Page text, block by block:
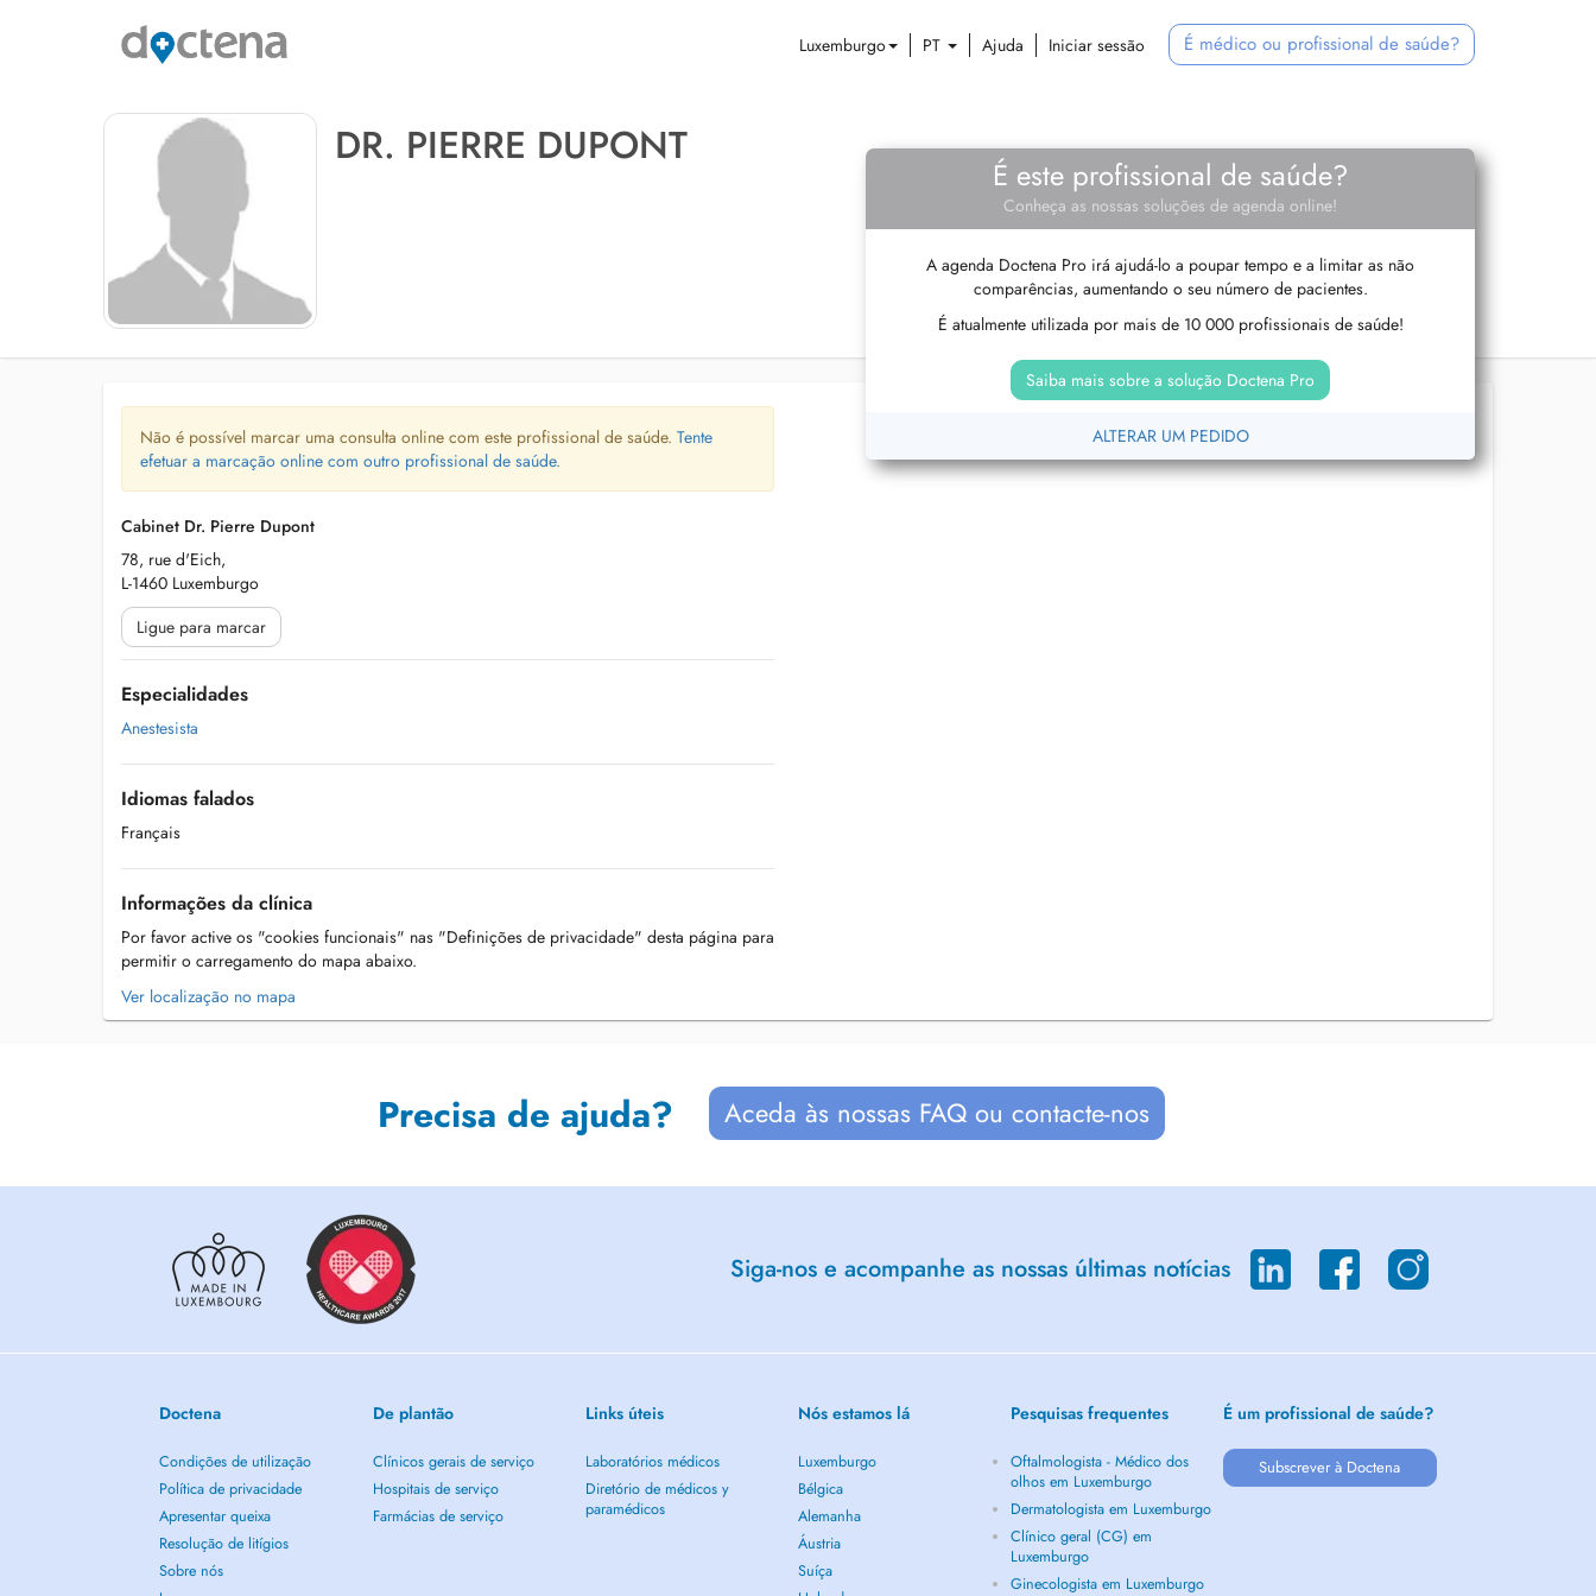
Luxemburgo PT Ajuda Iniciar sessão É médico ou profissional de saúde?
DR. PIERRE DUPONT
É este profissional de saúde?
Conheça as nossas soluções de agenda online!
A agenda Doctena Pro irá ajudá-lo a poupar tempo e a limitar as não
comparências, aumentando o seu número de pacientes.
É atualmente utilizada por mais de 10 000 profissionais de saúde!
Saiba mais sobre a solução Doctena Pro
ALTERAR UM PEDIDO
Não é possível marcar uma consulta online com este profissional de saúde. Tente
efetuar a marcação online com outro profissional de saúde.
Cabinet Dr. Pierre Dupont
78, rue d'Eich,
L-1460 Luxemburgo
Ligue para marcar
Especialidades
Anestesista
Idiomas falados
Français
Informações da clínica
Por favor active os "cookies funcionais" nas "Definições de privacidade" desta página para
permitir o carregamento do mapa abaixo.
Ver localização no mapa
Precisa de ajuda? Aceda às nossas FAQ ou contacte-nos
Siga-nos e acompanhe as nossas últimas notícias
Doctena
Condições de utilização
Política de privacidade
Apresentar queixa
Resolução de litígios
Sobre nós
De plantão
Clínicos gerais de serviço
Hospitais de serviço
Farmácias de serviço
Links úteis
Laboratórios médicos
Diretório de médicos y
paramédicos
Nós estamos lá
Luxemburgo
Bélgica
Alemanha
Áustria
Suíça
Pesquisas frequentes
Oftalmologista - Médico dos
olhos em Luxemburgo
Dermatologista em Luxemburgo
Clínico geral (CG) em
Luxemburgo
Ginecologista em Luxemburgo
É um profissional de saúde?
Subscrever à Doctena